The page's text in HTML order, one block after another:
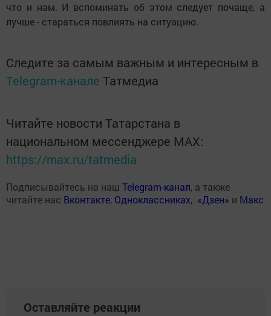
что и нам. И вспоминать об этом следует почаще, а
лучше - стараться повлиять на ситуацию.
Следите за самым важным и интересным в
Telegram-канале Татмедиа
Читайте новости Татарстана в
национальном мессенджере MАХ:
https://max.ru/tatmedia
Подписывайтесь на наш Telegram-канал, а также
читайте нас Вконтакте, Одноклассниках, «Дзен» и Макс
Оставляйте реакции